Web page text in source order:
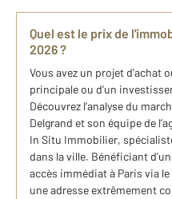
Quel est le prix de
2026 ?
Vous avez un projet d’achat
principale ou d’un
Découvrez l’analyse du
Delgrand et son équipe de
In Situ Immobilier,
dans la ville. Bénéficiant
accès immédiat à Paris via
une adresse extrêmement